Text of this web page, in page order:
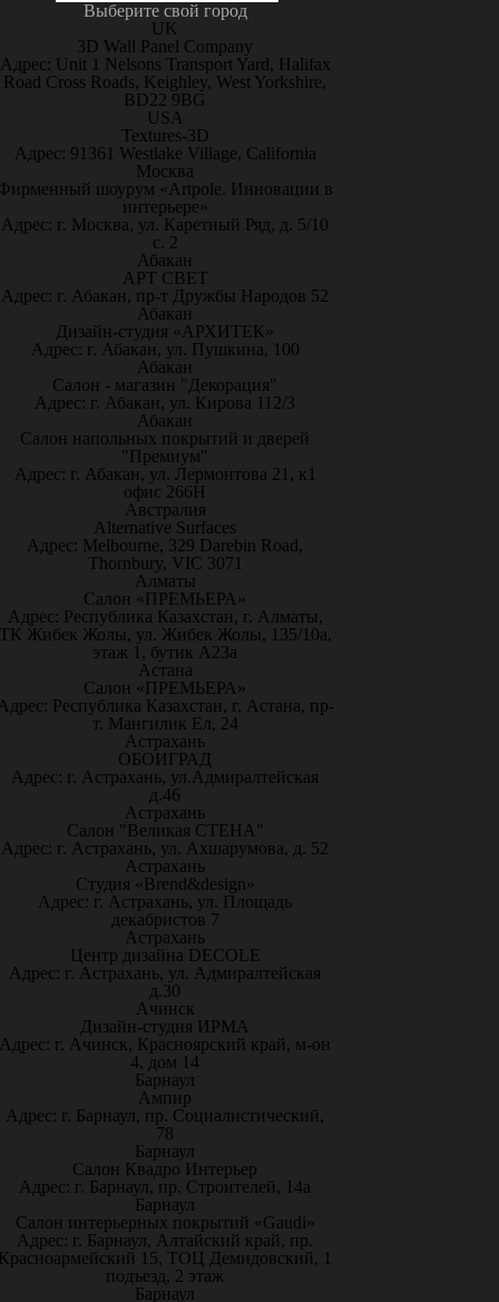
Выберите свой город
UK
3D Wall Panel Company
Адрес: Unit 1 Nelsons Transport Yard, Halifax
Road Cross Roads, Keighley, West Yorkshire,
BD22 9BG
USA
Textures-3D
Адрес: 91361 Westlake Village, California
Москва
шоурум «Artpole. Инновации в
интерьере»
Адрес: г. Москва, ул. Каретный Ряд, д. 5/10
с. 2
Абакан
АРТ СВЕТ
Адрес: г. Абакан, пр-т Дружбы Народов 52
Абакан
Дизайн-студия «АРХИТЕК»
Адрес: г. Абакан, ул. Пушкина, 100
Абакан
Салон - магазин "Декорация"
Адрес: г. Абакан, ул. Кирова 112/3
Абакан
Салон напольных покрытий и дверей
"Премиум"
Адрес: г. Абакан, ул. Лермонтова 21, к1
офис 266Н
Австралия
Alternative Surfaces
Адрес: Melbourne, 329 Darebin Road,
Thornbury, VIC 3071
Алматы
Салон «ПРЕМЬЕРА»
Адрес: Республика Казахстан, г. Алматы,
Жибек Жолы, ул. Жибек Жолы, 135/10а,
этаж 1, бутик А23а
Астана
Салон «ПРЕМЬЕРА»
Республика Казахстан, г. Астана, пр-
т. Мангилик Ел, 24
Астрахань
ОБОИГРАД
Адрес: г. Астрахань, ул.Адмиралтейская
д.46
Астрахань
Салон "Великая СТЕНА"
Адрес: г. Астрахань, ул. Ахшарумова, д. 52
Астрахань
Студия «Brend&design»
Адрес: г. Астрахань, ул. Площадь
декабристов 7
Астрахань
Центр дизайна DECOLE
Адрес: г. Астрахань, ул. Адмиралтейская
д.30
Ачинск
Дизайн-студия ИРМА
Адрес: г. Ачинск, Красноярский край, м-он
4, дом 14
Барнаул
Ампир
Адрес: г. Барнаул, пр. Социалистический,
78
Барнаул
Салон Квадро Интерьер
Адрес: г. Барнаул, пр. Строителей, 14а
Барнаул
Салон интерьерных покрытий «Gaudi»
Адрес: г. Барнаул, Алтайский край, пр.
15, ТОЦ Демидовский, 1
подъезд, 2 этаж
Барнаул